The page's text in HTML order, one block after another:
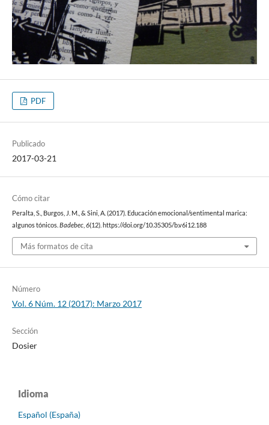
PDF
Publicado
2017-03-21
Cómo citar
Peralta, S., Burgos, J. M., & Sini, A. (2017). Educación emocional/sentimental marica:
algunos tónicos. Badebec, 6(12). https://doi.org/10.35305/b.v6i12.188
Más formatos de cita
Número
Vol. 6 Núm. 12 (2017): Marzo 2017
Sección
Dosier
Idioma
Español (España)